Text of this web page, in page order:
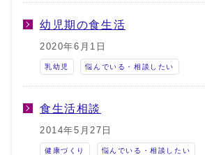
幼児期の食生活
2020年6月1日
乳幼児 悩んでいる・相談したい
食生活相談
2014年5月27日
健康づくり 悩んでいる・相談したい